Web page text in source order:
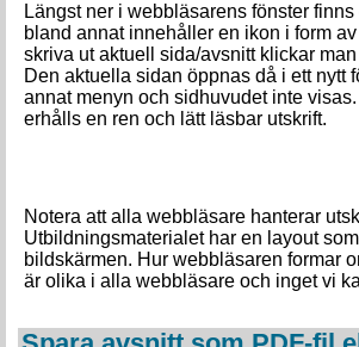
Längst ner i webbläsarens fönster
bland annat innehåller en ikon i form
skriva ut aktuell sida/avsnitt klickar
Den aktuella sidan öppnas då i ett nytt
annat menyn och sidhuvudet inte
erhålls en ren och lätt läsbar utskrift.
Notera att alla webbläsare hanterar
Utbildningsmaterialet har en layout
bildskärmen. Hur webbläsaren formar
är olika i alla webbläsare och inget vi